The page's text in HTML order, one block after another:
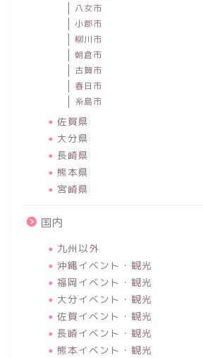
八女市
小郡市
柳川市
朝倉市
古賀市
春日市
糸島市
佐賀県
大分県
長崎県
熊本県
宮崎県
国内
九州以外
沖縄イベント・観光
福岡イベント・観光
大分イベント・観光
佐賀イベント・観光
長崎イベント・観光
熊本イベント・観光